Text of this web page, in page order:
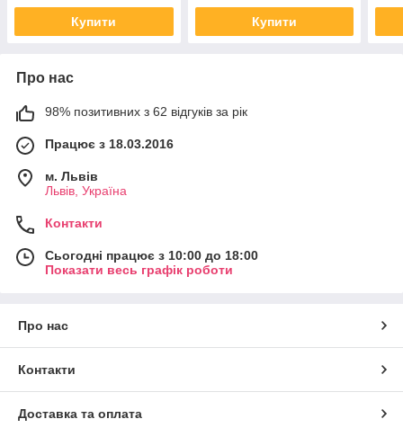
Купити Купити
Про нас
98% позитивних з 62 відгуків за рік
Працює з 18.03.2016
м. Львів
Львів, Україна
Контакти
Сьогодні працює з 10:00 до 18:00
Показати весь графік роботи
Про нас
Контакти
Доставка та оплата